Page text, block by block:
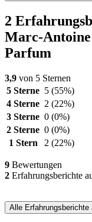
2
Marc-Antoine
Parfum
3,9 von 5 Sternen
5 Sterne 5 (55%)
4 Sterne 2 (22%)
3 Sterne 0 (0%)
2 Sterne 0 (0%)
1 Stern
2 (22%)
9 Bewertungen
2 Erfahrungsberichte
Alle Erfahrungsberichte